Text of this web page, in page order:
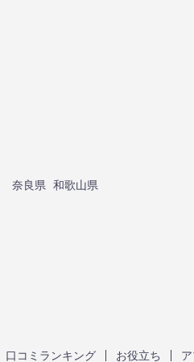
奈良県 和歌山県
口コミランキング お役立ち